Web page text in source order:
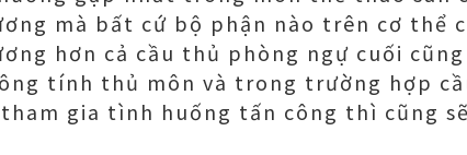
mà bất cứ bộ phận nào trên cơ thể
hơn cả cầu thủ phòng ngự cuối
tính thủ môn và trong trường hợp
gia tình huống tấn công thì cũng